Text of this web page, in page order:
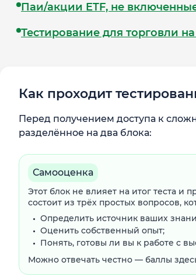
Паи/акции ETF, не
Тестирование для торговли
Как проходит
Перед получением доступа к
разделённое на два блока:
Самооценка
Этот блок не влияет на итог теста и
состоит из трёх простых вопросов,
Определить источник ваших
Оценить собственный опыт;
Понять, готовы ли вы к работе с
Можно отвечать честно — баллы